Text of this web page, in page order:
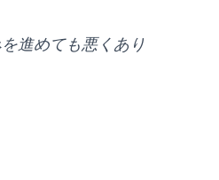
進めても悪くあり